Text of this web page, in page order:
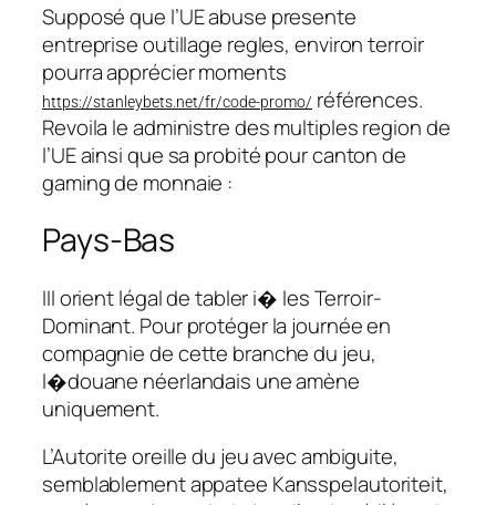
Supposé que l’UE abuse presente
entreprise outillage regles, environ terroir
pourra apprécier moments
https://stanleybets.net/fr/code-promo/ références.
Revoila le administre des multiples region de
l’UE ainsi que sa probité pour canton de
gaming de monnaie :
Pays-Bas
IIl orient légal de tabler i� les Terroir-
Dominant. Pour protéger la journée en
compagnie de cette branche du jeu,
l�douane néerlandais une amène
uniquement.
L’Autorite oreille du jeu avec ambiguite,
semblablement appatee Kansspelautoriteit,